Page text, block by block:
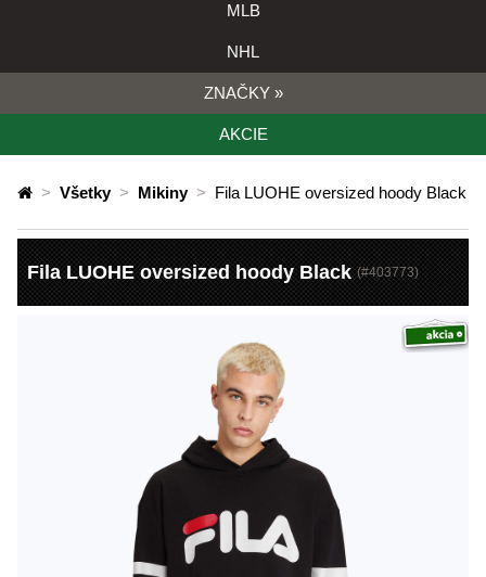
MLB
NHL
ZNAČKY »
AKCIE
> Všetky > Mikiny > Fila LUOHE oversized hoody Black
Fila LUOHE oversized hoody Black (#403773)